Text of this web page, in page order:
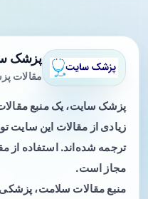
پزشک
مقالات
پزشک سایت، یک منبع
زیادی از مقالات این سایت
ترجمه شده‌اند. استفاده از
مجاز است.
منبع مقالات سلامت،